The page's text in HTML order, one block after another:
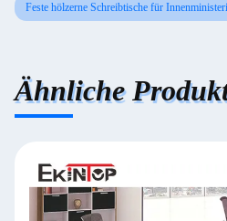
Feste hölzerne Schreibtische für
Ähnliche